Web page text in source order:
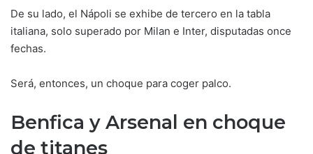
De su lado, el Nápoli se exhibe de tercero en la tabla
italiana, solo superado por Milan e Inter, disputadas once
fechas.
Será, entonces, un choque para coger palco.
Benfica y Arsenal en choque
de titanes